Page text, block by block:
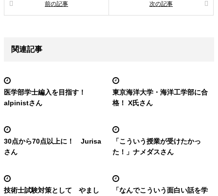
前の記事 次の記事
関連記事
医学部学士編入を目指す！
alpinistさん
東京海洋大学・海洋工学部に合
格！ X氏さん
30点から70点以上に！ Jurisa
さん
「こういう授業が受けたかっ
た！」ナメダスさん
技術士試験対策として やまし
「なんでこういう面白い話を学